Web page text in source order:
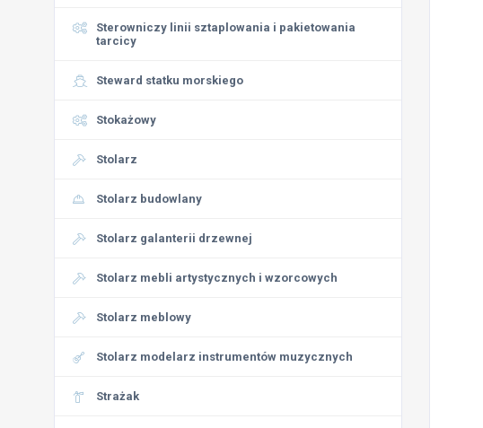
Sterowniczy linii sztaplowania i pakietowania
tarcicy
Steward statku morskiego
Stokażowy
Stolarz
Stolarz budowlany
Stolarz galanterii drzewnej
Stolarz mebli artystycznych i wzorcowych
Stolarz meblowy
Stolarz modelarz instrumentów muzycznych
Strażak